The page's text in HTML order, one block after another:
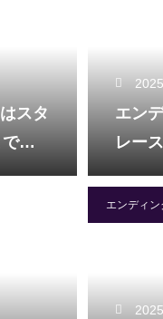
スタ
広
ん
を
エン
レー
豪華
エンディ